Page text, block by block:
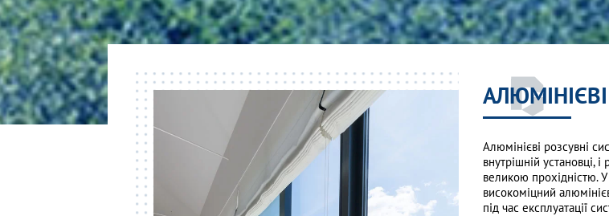
Алюмінієві розсувні
внутрішній установці,
великою прохідністю.
високоміцний
під час експлуатації